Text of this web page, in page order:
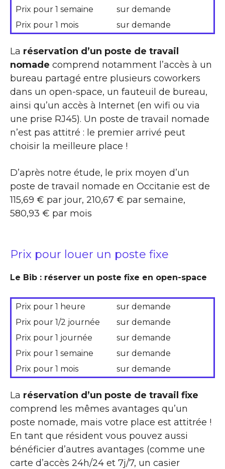
Prix pour 1 semaine
sur demande
Prix pour 1 mois
sur demande
La réservation d’un poste de travail
nomade comprend notamment l’accès à un
bureau partagé entre plusieurs coworkers
dans un open-space, un fauteuil de bureau,
ainsi qu’un accès à Internet (en wifi ou via
une prise RJ45). Un poste de travail nomade
n’est pas attitré : le premier arrivé peut
choisir la meilleure place !
D’après notre étude, le prix moyen d’un
poste de travail nomade en Occitanie est de
115,69 € par jour, 210,67 € par semaine,
580,93 € par mois
Prix pour louer un poste fixe
Le Bib : réserver un poste fixe en open-space
Prix pour 1 heure
sur demande
Prix pour 1/2 journée
sur demande
Prix pour 1 journée
sur demande
Prix pour 1 semaine
sur demande
Prix pour 1 mois
sur demande
La réservation d’un poste de travail fixe
comprend les mêmes avantages qu’un
poste nomade, mais votre place est attitrée !
En tant que résident vous pouvez aussi
bénéficier d’autres avantages (comme une
carte d’accès 24h/24 et 7j/7, un casier